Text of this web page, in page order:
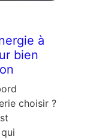
à
bien
choisir ?